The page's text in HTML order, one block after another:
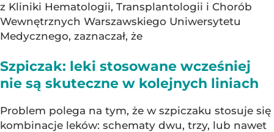
z Kliniki Hematologii, Transplantologii i Chorób
Wewnętrznych Warszawskiego Uniwersytetu
Medycznego, zaznaczał, że
Szpiczak: leki stosowane wcześniej
nie są skuteczne w kolejnych liniach
Problem polega na tym, że w szpiczaku stosuje się
kombinacje leków: schematy dwu, trzy, lub nawet